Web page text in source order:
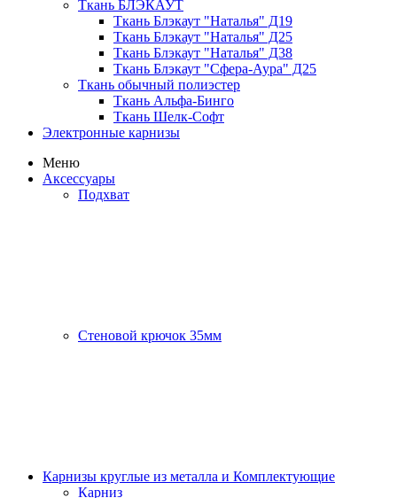
Ткань БЛЭКАУТ
Ткань Блэкаут "Наталья" Д19
Ткань Блэкаут "Наталья" Д25
Ткань Блэкаут "Наталья" Д38
Ткань Блэкаут "Сфера-Аура" Д25
Ткань обычный полиэстер
Ткань Альфа-Бинго
Ткань Шелк-Софт
Электронные карнизы
Меню
Аксессуары
Подхват
Стеновой крючок 35мм
Карнизы круглые из металла и Комплектующие
Карниз